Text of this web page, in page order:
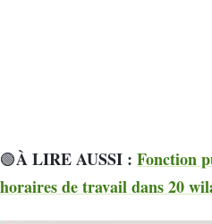
🟢À LIRE AUSSI : Fonction
horaires de travail dans 20